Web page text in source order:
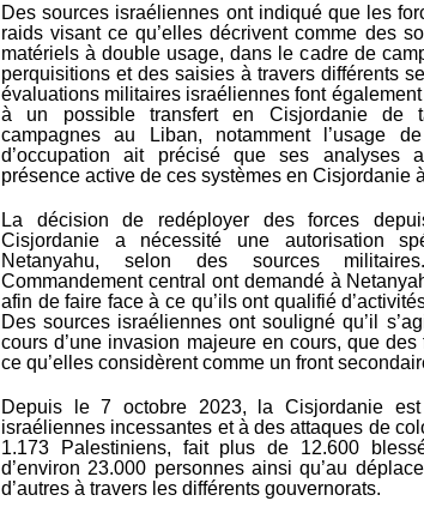
Des sources israéliennes ont indiqué que les
raids visant ce qu’elles décrivent comme des
matériels à double usage, dans le cadre de
perquisitions et des saisies à travers différents
évaluations militaires israéliennes font
à un possible transfert en Cisjordanie de
campagnes au Liban, notamment l’usage
d’occupation ait précisé que ses analyses
présence active de ces systèmes en Cisjordanie
La décision de redéployer des forces
Cisjordanie a nécessité une autorisation
Netanyahu, selon des sources
Commandement central ont demandé à
afin de faire face à ce qu’ils ont qualifié
Des sources israéliennes ont souligné qu’il
cours d’une invasion majeure en cours, que
ce qu’elles considèrent comme un front
Depuis le 7 octobre 2023, la Cisjordanie
israéliennes incessantes et à des attaques de
1.173 Palestiniens, fait plus de 12.600
d’environ 23.000 personnes ainsi qu’au
d’autres à travers les différents gouvernorats.